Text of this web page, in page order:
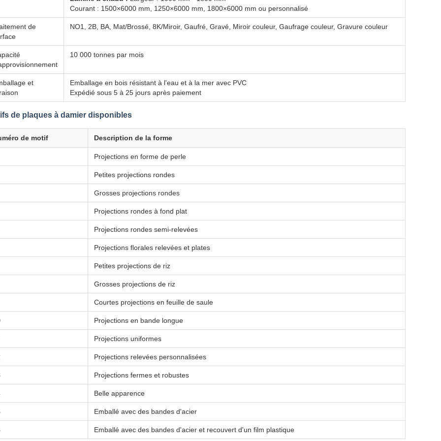
Courant : 1500×6000 mm, 1250×6000 mm, 1800×6000 mm ou personnalisé
de
NO1, 2B, BA, Mat/Brossé, 8K/Miroir, Gaufré, Gravé, Miroir couleur, Gaufrage couleur, Gravure couleur
10 000 tonnes par mois
et
Emballage en bois résistant à l'eau et à la mer avec PVC
Expédié sous 5 à 25 jours après paiement
de plaques à damier disponibles
de motif Description de la forme
Projections en forme de perle
Petites projections rondes
Grosses projections rondes
Projections rondes à fond plat
Projections rondes semi-relevées
Projections florales relevées et plates
Petites projections de riz
Grosses projections de riz
Courtes projections en feuille de saule
Projections en bande longue
Projections uniformes
Projections relevées personnalisées
Projections fermes et robustes
Belle apparence
Emballé avec des bandes d'acier
Emballé avec des bandes d'acier et recouvert d'un film plastique